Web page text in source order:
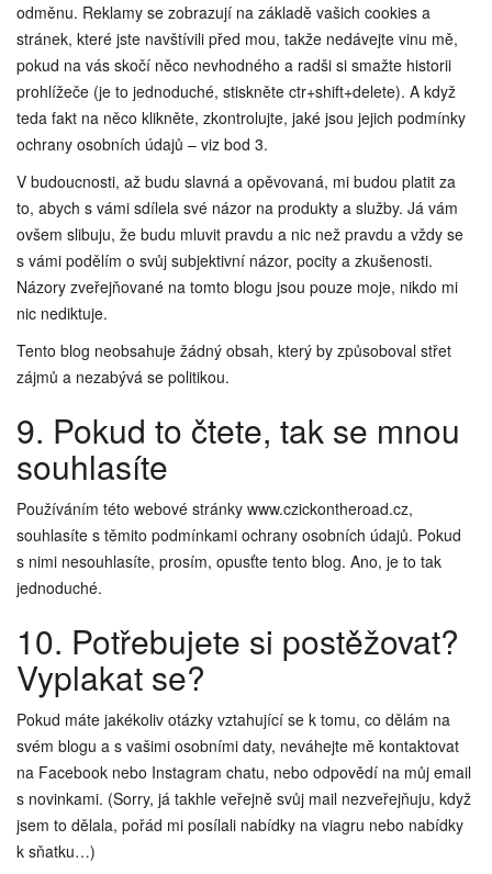
odměnu. Reklamy se zobrazují na základě vašich cookies a
stránek, které jste navštívili před mou, takže nedávejte vinu mě,
pokud na vás skočí něco nevhodného a radši si smažte historii
prohlížeče (je to jednoduché, stiskněte ctr+shift+delete). A když
teda fakt na něco klikněte, zkontrolujte, jaké jsou jejich podmínky
ochrany osobních údajů – viz bod 3.
V budoucnosti, až budu slavná a opěvovaná, mi budou platit za
to, abych s vámi sdílela své názor na produkty a služby. Já vám
ovšem slibuju, že budu mluvit pravdu a nic než pravdu a vždy se
s vámi podělím o svůj subjektivní názor, pocity a zkušenosti.
Názory zveřejňované na tomto blogu jsou pouze moje, nikdo mi
nic nediktuje.
Tento blog neobsahuje žádný obsah, který by způsoboval střet
zájmů a nezabývá se politikou.
9. Pokud to čtete, tak se mnou
souhlasíte
Používáním této webové stránky www.czickontheroad.cz,
souhlasíte s těmito podmínkami ochrany osobních údajů. Pokud
s nimi nesouhlasíte, prosím, opusťte tento blog. Ano, je to tak
jednoduché.
10. Potřebujete si postěžovat?
Vyplakat se?
Pokud máte jakékoliv otázky vztahující se k tomu, co dělám na
svém blogu a s vašimi osobními daty, neváhejte mě kontaktovat
na Facebook nebo Instagram chatu, nebo odpovědí na můj email
s novinkami. (Sorry, já takhle veřejně svůj mail nezveřejňuju, když
jsem to dělala, pořád mi posílali nabídky na viagru nebo nabídky
k sňatku…)